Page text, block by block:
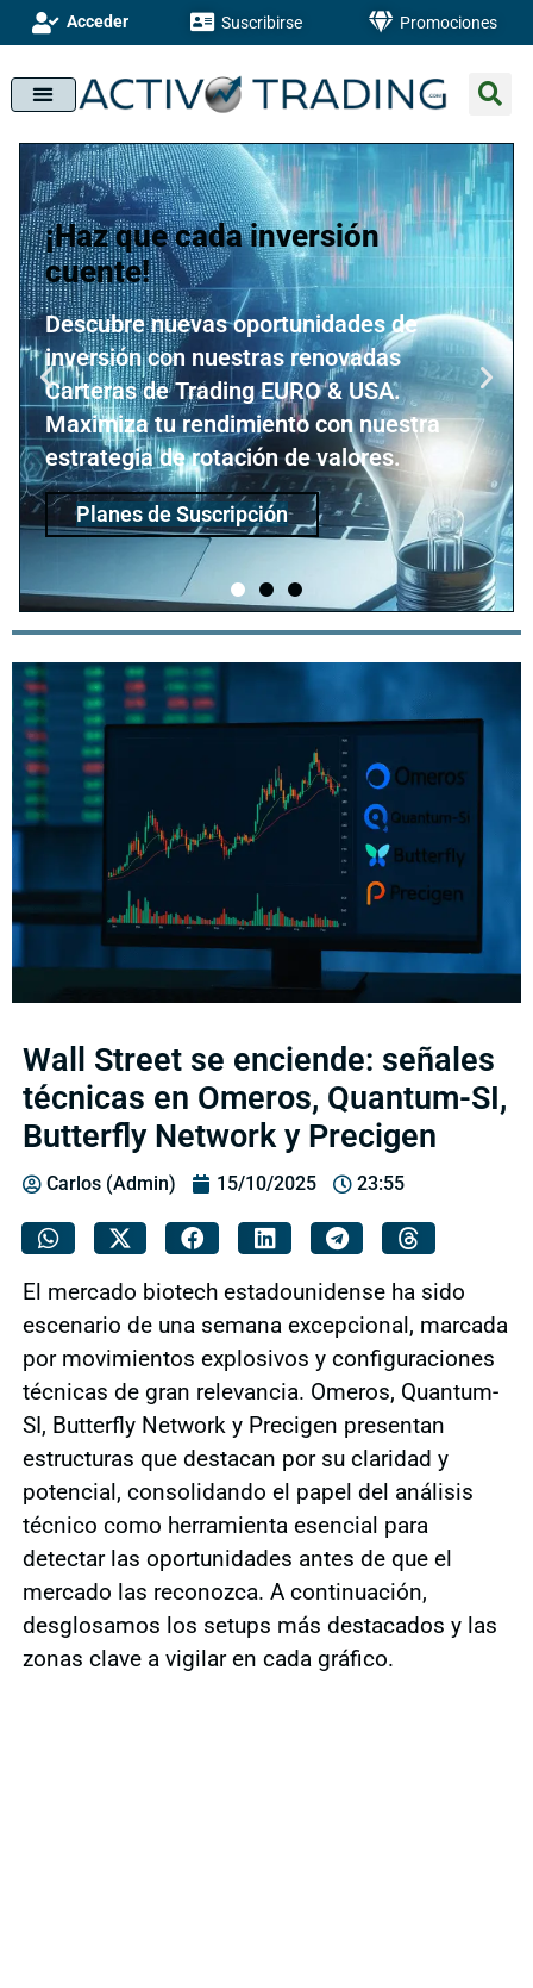
Acceder Suscribirse Promociones
¡Haz que cada inversión
cuente!
Descubre nuevas oportunidades de
inversión con nuestras renovadas
Carteras de Trading EURO & USA.
Maximiza tu rendimiento con nuestra
estrategia de rotación de valores.
Planes de Suscripción
Wall Street se enciende: señales
técnicas en Omeros, Quantum-SI,
Butterfly Network y Precigen
Carlos (Admin) 15/10/2025 23:55
El mercado biotech estadounidense ha sido
escenario de una semana excepcional, marcada
por movimientos explosivos y configuraciones
técnicas de gran relevancia. Omeros, Quantum-
SI, Butterfly Network y Precigen presentan
estructuras que destacan por su claridad y
potencial, consolidando el papel del análisis
técnico como herramienta esencial para
detectar las oportunidades antes de que el
mercado las reconozca. A continuación,
desglosamos los setups más destacados y las
zonas clave a vigilar en cada gráfico.